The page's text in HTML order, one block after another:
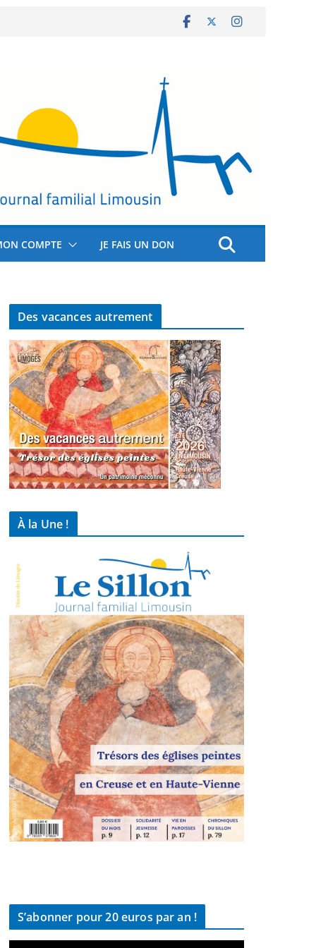
COMPTE JE FAIS UN DON
Des vacances autrement
À la Une !
S’abonner pour 20 euros par an !